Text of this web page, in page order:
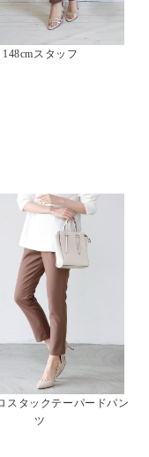
148cmスタッフ
スタックテーパードパン
ツ